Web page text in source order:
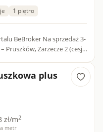
1 piętro
Na sprzedaż 3-
Pruszków, Zarzecze 2 (cesja
plus
zł/m2
metr